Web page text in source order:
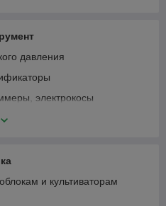
для садового инструмента
строительного
для строительной техники и
давления
электрокосы
электропилы
кормов
и культиваторам